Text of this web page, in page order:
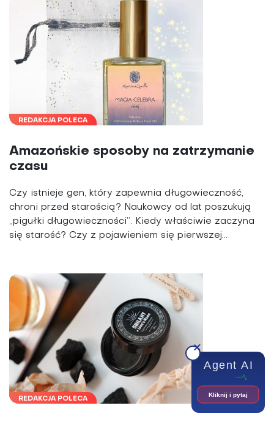
REDAKCJA POLECA
Amazońskie sposoby na zatrzymanie
czasu
Czy istnieje gen, który zapewnia długowieczność,
chroni przed starością? Naukowcy od lat poszukują
„pigułki długowieczności”. Kiedy właściwie zaczyna
się starość? Czy z pojawieniem się pierwszej...
REDAKCJA POLECA
Agent AI
Kliknij i pytaj